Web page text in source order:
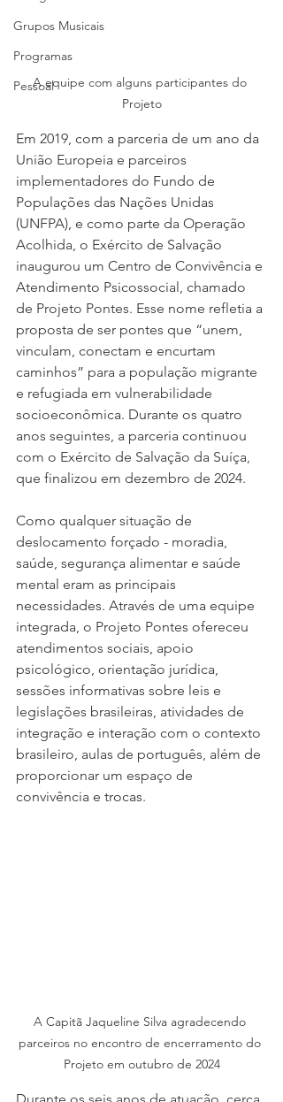
Grupos Musicais
Programas
PessoalA equipe com alguns participantes do
Projeto
Em 2019, com a parceria de um ano da
União Europeia e parceiros
implementadores do Fundo de
Populações das Nações Unidas
(UNFPA), e como parte da Operação
Acolhida, o Exército de Salvação
inaugurou um Centro de Convivência e
Atendimento Psicossocial, chamado
de Projeto Pontes. Esse nome refletia a
proposta de ser pontes que “unem,
vinculam, conectam e encurtam
caminhos” para a população migrante
e refugiada em vulnerabilidade
socioeconômica. Durante os quatro
anos seguintes, a parceria continuou
com o Exército de Salvação da Suíça,
que finalizou em dezembro de 2024.
Como qualquer situação de
deslocamento forçado - moradia,
saúde, segurança alimentar e saúde
mental eram as principais
necessidades. Através de uma equipe
integrada, o Projeto Pontes ofereceu
atendimentos sociais, apoio
psicológico, orientação jurídica,
sessões informativas sobre leis e
legislações brasileiras, atividades de
integração e interação com o contexto
brasileiro, aulas de português, além de
proporcionar um espaço de
convivência e trocas.
A Capitã Jaqueline Silva agradecendo
parceiros no encontro de encerramento do
Projeto em outubro de 2024
Durante os seis anos de atuação, cerca